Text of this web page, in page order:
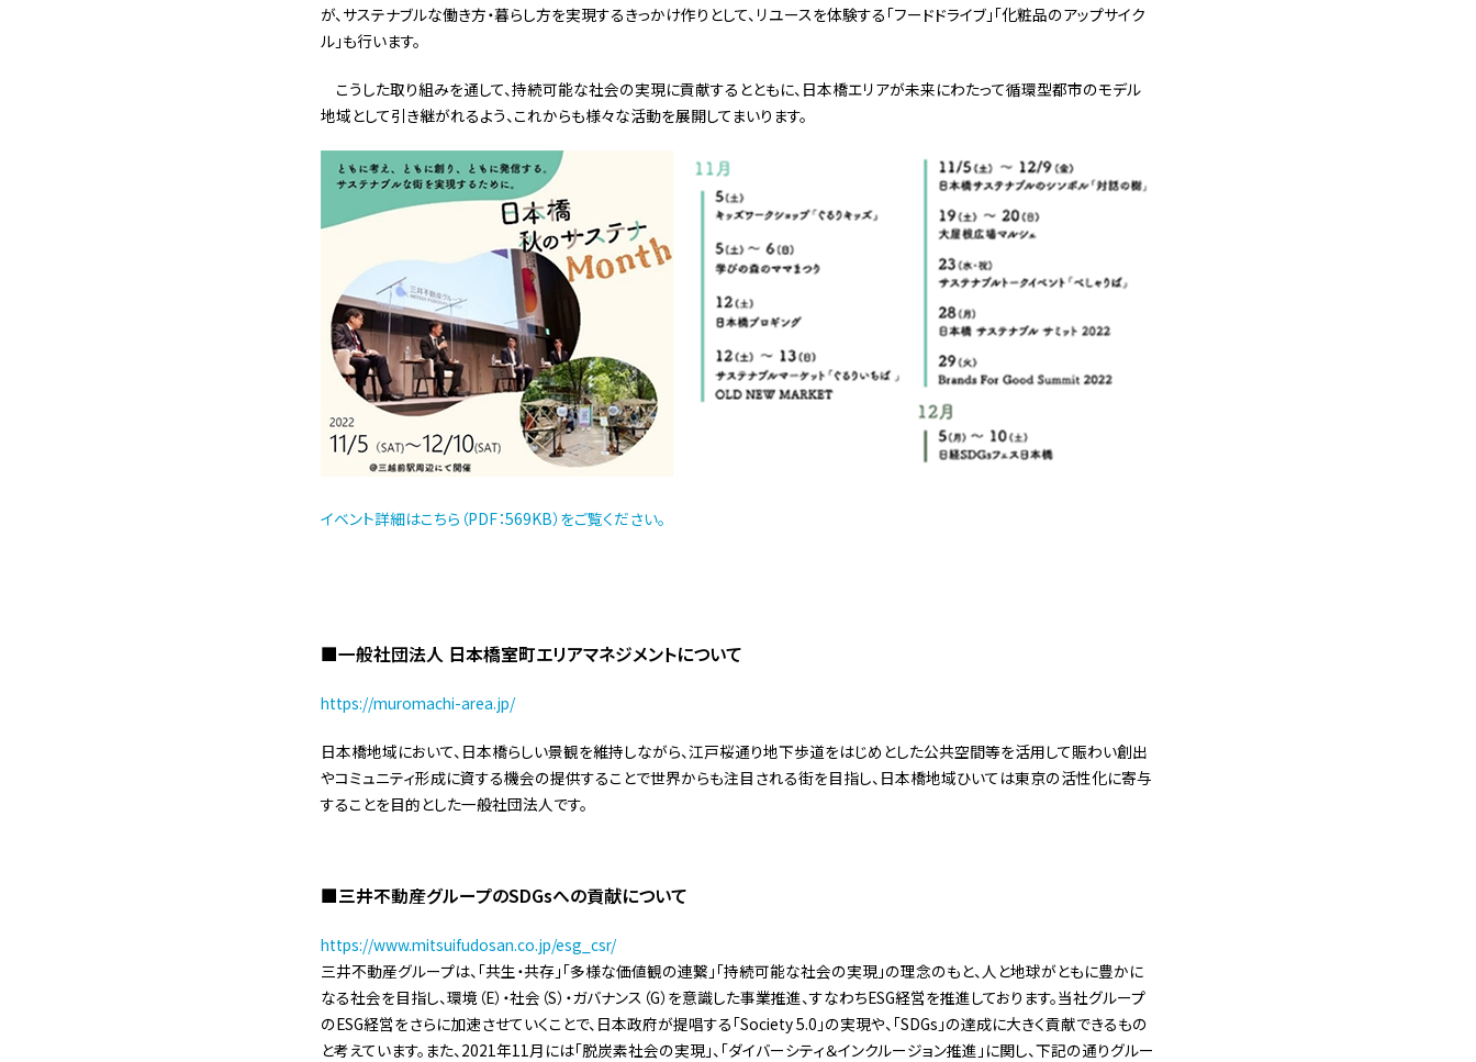
が、サステナブルな働き方・暮らし方を実現するきっかけ作りとして、リユースを体験する「フードドライブ」「化粧品のアップサイク
ル」も行います。
こうした取り組みを通して、持続可能な社会の実現に貢献するとともに、日本橋エリアが未来にわたって循環型都市のモデル
地域として引き継がれるよう、これからも様々な活動を展開してまいります。
イベント詳細はこちら（PDF：569KB）をご覧ください。
■一般社団法人 日本橋室町エリアマネジメントについて
https://muromachi-area.jp/
日本橋地域において、日本橋らしい景観を維持しながら、江戸桜通り地下歩道をはじめとした公共空間等を活用して賑わい創出
やコミュニティ形成に資する機会の提供することで世界からも注目される街を目指し、日本橋地域ひいては東京の活性化に寄与
することを目的とした一般社団法人です。
■三井不動産グループのSDGsへの貢献について
https://www.mitsuifudosan.co.jp/esg_csr/
三井不動産グループは、「共生・共存」「多様な価値観の連繋」「持続可能な社会の実現」の理念のもと、人と地球がともに豊かに
なる社会を目指し、環境（E）・社会（S）・ガバナンス（G）を意識した事業推進、すなわちESG経営を推進しております。当社グループ
のESG経営をさらに加速させていくことで、日本政府が提唱する「Society 5.0」の実現や、「SDGs」の達成に大きく貢献できるもの
と考えています。また、2021年11月には「脱炭素社会の実現」、「ダイバーシティ＆インクルージョン推進」に関し、下記の通りグルー